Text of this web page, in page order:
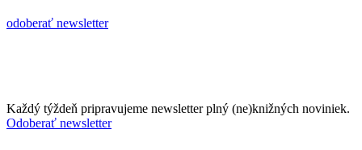
odoberať newsletter
Každý týždeň pripravujeme newsletter plný (ne)knižných noviniek.
Odoberať newsletter